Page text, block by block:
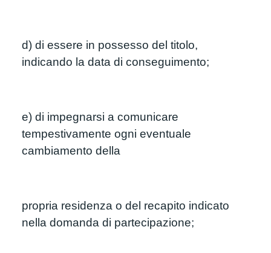
d) di essere in possesso del titolo,
indicando la data di conseguimento;
e) di impegnarsi a comunicare
tempestivamente ogni eventuale
cambiamento della
propria residenza o del recapito indicato
nella domanda di partecipazione;